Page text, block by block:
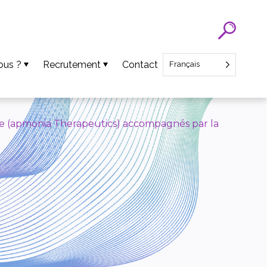
? Recrutement
Recrutement CEO Startup
Contact Français
Therapeutics) accompagnés par la